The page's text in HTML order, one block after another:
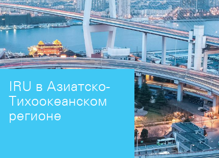
IRU в Азиатско-
Тихоокеанском
регионе